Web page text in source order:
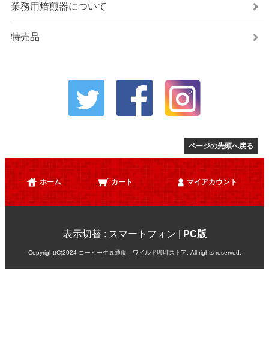
業務用焙煎器について
特売品
ページの先頭へ戻る
ホーム カート マイアカウント
表示切替 : スマートフォン PC版
Copyright(C)2024 コーヒー生豆通販 ワイルド珈琲ストア. All rights reserved.